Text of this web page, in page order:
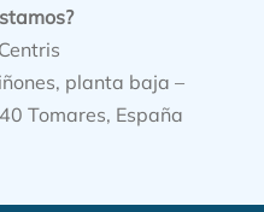
planta baja –
Tomares, España